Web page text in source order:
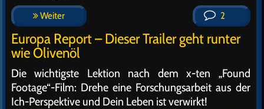
Weiter 2
Europa Report – Dieser Trailer geht runter
wie Olivenöl
Die wichtigste Lektion nach dem x-ten „Found
Footage“-Film: Drehe eine Forschungsarbeit aus der
Ich-Perspektive und Dein Leben ist verwirkt!